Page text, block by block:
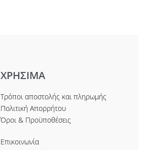
ΧΡΗΣΙΜΑ
Τρόποι αποστολής και πληρωμής
Πολιτική Απορρήτου
Όροι & Προϋποθέσεις
Επικοινωνία